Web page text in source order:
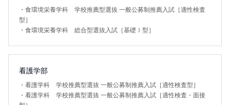
・ 食環境栄養学科 学校推薦型選抜 一般公募制推薦入試［適性検査
型］
・ 食環境栄養学科 総合型選抜入試［基礎Ⅰ型］
看護学部
・ 看護学科 学校推薦型選抜 一般公募制推薦入試［適性検査型］
・ 看護学科 学校推薦型選抜 一般公募制推薦入試［適性検査・面接